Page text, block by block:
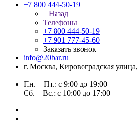
+7 800 444-50-19
Назад
Телефоны
+7 800 444-50-19
+7 901 777-45-60
Заказать звонок
info@20bar.ru
г. Москва, Кировоградская
Пн. – Пт.: с 9:00 до 19:00
Сб. – Вс.: с 10:00 до 17:00